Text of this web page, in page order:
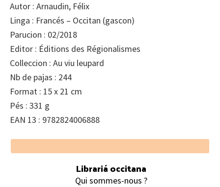
Autor : Arnaudin, Félix
Linga : Francés – Occitan (gascon)
Parucion : 02/2018
Editor : Éditions des Régionalismes
Colleccion : Au viu leupard
Nb de pajas : 244
Format : 15 x 21 cm
Pés : 331 g
EAN 13 : 9782824006888
Footer
Librariá occitana
Qui sommes-nous ?